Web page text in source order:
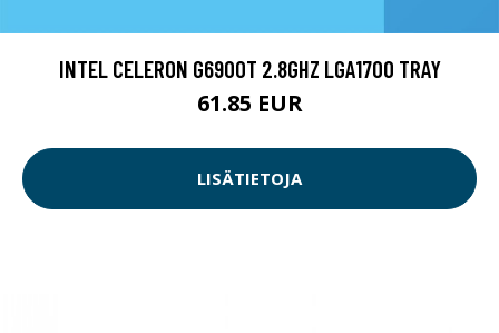
INTEL CELERON G6900T 2.8GHZ LGA1700 TRAY
61.85 EUR
LISÄTIETOJA